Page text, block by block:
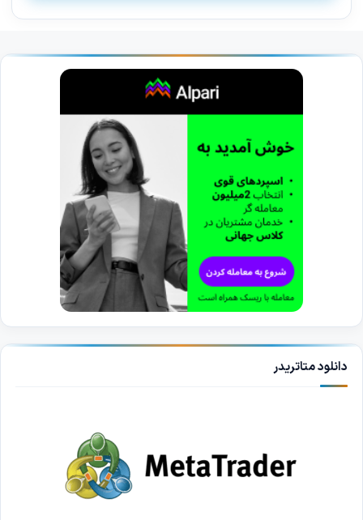
دانلود متاتریدر